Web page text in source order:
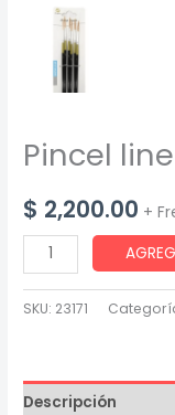
Pincel
$ 2,200.00 +
Pincel
liner
x
cantidad
SKU: 23171
Descripción